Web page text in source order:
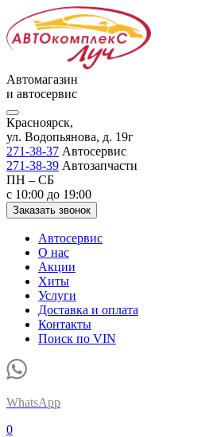
Автомагазин
и автосервис
Красноярск,
ул. Водопьянова, д. 19г
271-38-37 Автосервис
271-38-39 Автозапчасти
ПН – СБ
с 10:00 до 19:00
Заказать звонок
Автосервис
О нас
Акции
Хиты
Услуги
Доставка и оплата
Контакты
Поиск по VIN
WhatsApp
0